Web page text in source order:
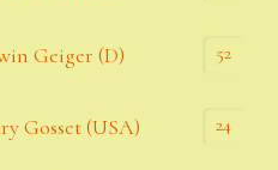
Geiger (D) 52
Gosset (USA) 24